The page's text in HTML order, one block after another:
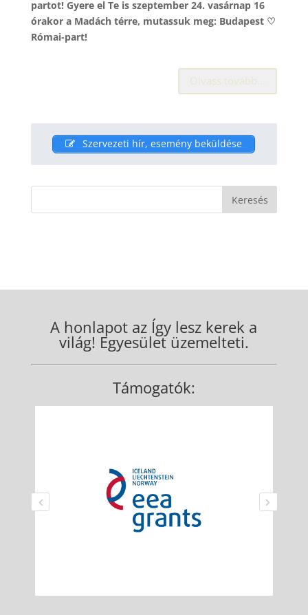
partot! Gyere el Te is szeptember 24. vasárnap 16
órakor a Madách térre, mutassuk meg: Budapest ♡
Római-part!
Olvass tovább…
Szervezeti hír, esemény beküldése
A honlapot az Így lesz kerek a
világ! Egyesület üzemelteti.
Támogatók: